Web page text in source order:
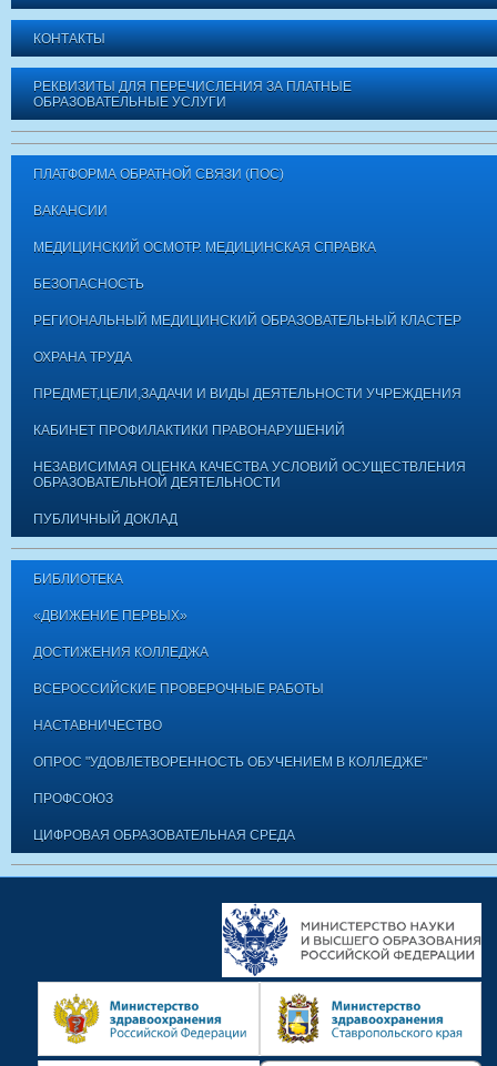
КОНТАКТЫ
РЕКВИЗИТЫ ДЛЯ ПЕРЕЧИСЛЕНИЯ ЗА ПЛАТНЫЕ
ОБРАЗОВАТЕЛЬНЫЕ УСЛУГИ
ПЛАТФОРМА ОБРАТНОЙ СВЯЗИ (ПОС)
ВАКАНСИИ
МЕДИЦИНСКИЙ ОСМОТР. МЕДИЦИНСКАЯ СПРАВКА
БЕЗОПАСНОСТЬ
РЕГИОНАЛЬНЫЙ МЕДИЦИНСКИЙ ОБРАЗОВАТЕЛЬНЫЙ КЛАСТЕР
ОХРАНА ТРУДА
ПРЕДМЕТ,ЦЕЛИ,ЗАДАЧИ И ВИДЫ ДЕЯТЕЛЬНОСТИ УЧРЕЖДЕНИЯ
КАБИНЕТ ПРОФИЛАКТИКИ ПРАВОНАРУШЕНИЙ
НЕЗАВИСИМАЯ ОЦЕНКА КАЧЕСТВА УСЛОВИЙ ОСУЩЕСТВЛЕНИЯ
ОБРАЗОВАТЕЛЬНОЙ ДЕЯТЕЛЬНОСТИ
ПУБЛИЧНЫЙ ДОКЛАД
БИБЛИОТЕКА
«ДВИЖЕНИЕ ПЕРВЫХ»
ДОСТИЖЕНИЯ КОЛЛЕДЖА
ВСЕРОССИЙСКИЕ ПРОВЕРОЧНЫЕ РАБОТЫ
НАСТАВНИЧЕСТВО
ОПРОС "УДОВЛЕТВОРЕННОСТЬ ОБУЧЕНИЕМ В КОЛЛЕДЖЕ"
ПРОФСОЮЗ
ЦИФРОВАЯ ОБРАЗОВАТЕЛЬНАЯ СРЕДА